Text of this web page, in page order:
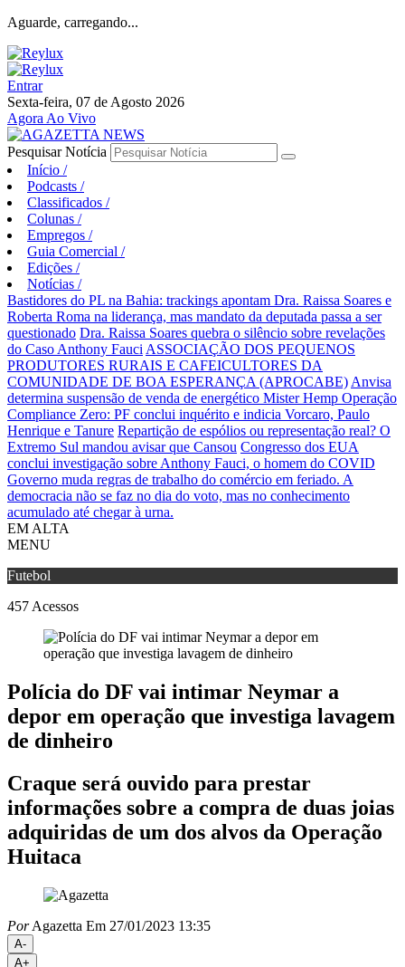
Aguarde, carregando...
Entrar
Sexta-feira, 07 de Agosto 2026
Agora Ao Vivo
Pesquisar Notícia
Início /
Podcasts /
Classificados /
Colunas /
Empregos /
Guia Comercial /
Edições /
Notícias /
Bastidores do PL na Bahia: trackings apontam Dra. Raissa Soares e
Roberta Roma na liderança, mas mandato da deputada passa a ser
questionado Dra. Raissa Soares quebra o silêncio sobre revelações
do Caso Anthony Fauci ASSOCIAÇÃO DOS PEQUENOS
PRODUTORES RURAIS E CAFEICULTORES DA
COMUNIDADE DE BOA ESPERANÇA (APROCABE) Anvisa
determina suspensão de venda de energético Mister Hemp Operação
Compliance Zero: PF conclui inquérito e indicia Vorcaro, Paulo
Henrique e Tanure Repartição de espólios ou representação real? O
Extremo Sul mandou avisar que Cansou Congresso dos EUA
conclui investigação sobre Anthony Fauci, o homem do COVID
Governo muda regras de trabalho do comércio em feriado. A
democracia não se faz no dia do voto, mas no conhecimento
acumulado até chegar à urna.
EM ALTA
MENU
Futebol
457 Acessos
Polícia do DF vai intimar Neymar a
depor em operação que investiga lavagem
de dinheiro
Craque será ouvido para prestar
informações sobre a compra de duas joias
adquiridas de um dos alvos da Operação
Huitaca
PorAgazetta Em 27/01/2023 13:35
A-
A+